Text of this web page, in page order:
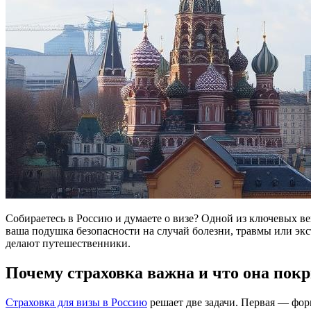
Собираетесь в Россию и думаете о визе? Одной из ключевых
ваша подушка безопасности на случай болезни, травмы или
делают путешественники.
Почему страховка важна и что она
Cтраховка для визы в Россию решает две задачи. Первая —